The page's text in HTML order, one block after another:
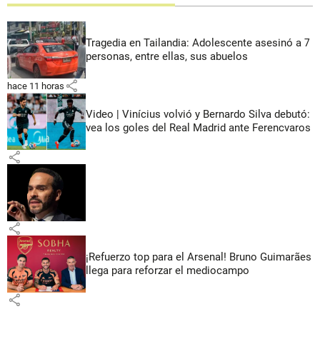
Tragedia en Tailandia: Adolescente asesinó a 7
personas, entre ellas, sus abuelos
hace 11 horas share
Video | Vinícius volvió y Bernardo Silva debutó:
vea los goles del Real Madrid ante Ferencvaros
share
share
¡Refuerzo top para el Arsenal! Bruno Guimarães
llega para reforzar el mediocampo
share